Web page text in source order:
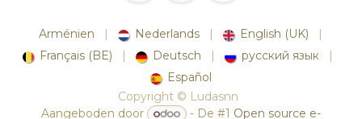
Copyright © Ludasnn
Arménien | Nederlands | English (UK)
|
Français (BE)
| Deutsch | русский язык
|
Español
Aangeboden door - De #1 Open source e-